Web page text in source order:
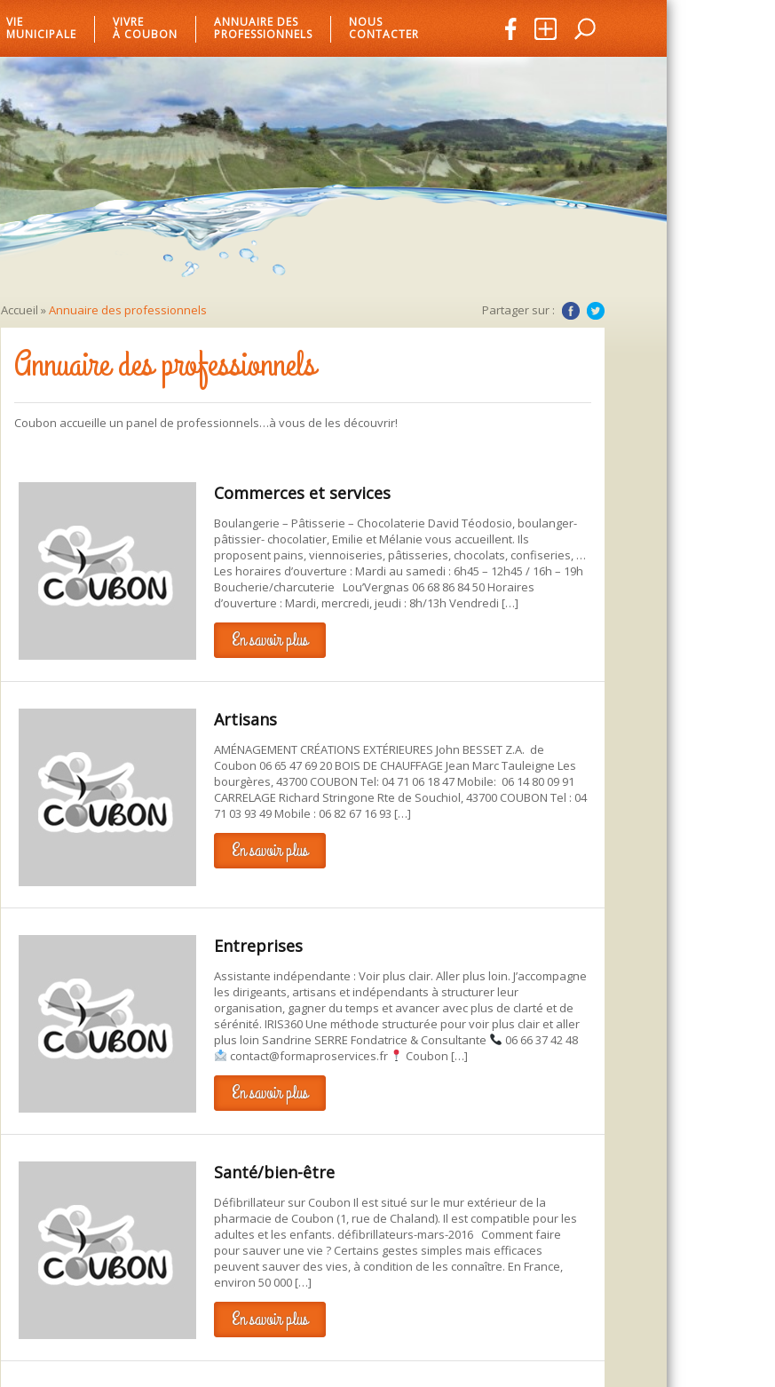
VIE
MUNICIPALE
VIVRE
À COUBON
ANNUAIRE DES
PROFESSIONNELS
NOUS
CONTACTER
Accueil »Annuaire des professionnels Partager sur :
Annuaire des professionnels
Coubon accueille un panel de professionnels…à vous de les découvrir!
Commerces et services
Boulangerie – Pâtisserie – Chocolaterie David Téodosio, boulanger-
pâtissier- chocolatier, Emilie et Mélanie vous accueillent. Ils
proposent pains, viennoiseries, pâtisseries, chocolats, confiseries, …
Les horaires d’ouverture : Mardi au samedi : 6h45 – 12h45 / 16h – 19h
Boucherie/charcuterie Lou’Vergnas 06 68 86 84 50 Horaires
d’ouverture : Mardi, mercredi, jeudi : 8h/13h Vendredi […]
En savoir plus
Artisans
AMÉNAGEMENT CRÉATIONS EXTÉRIEURES John BESSET Z.A. de
Coubon 06 65 47 69 20 BOIS DE CHAUFFAGE Jean Marc Tauleigne Les
bourgères, 43700 COUBON Tel: 04 71 06 18 47 Mobile: 06 14 80 09 91
CARRELAGE Richard Stringone Rte de Souchiol, 43700 COUBON Tel : 04
71 03 93 49 Mobile : 06 82 67 16 93 […]
En savoir plus
Entreprises
Assistante indépendante : Voir plus clair. Aller plus loin. J’accompagne
les dirigeants, artisans et indépendants à structurer leur
organisation, gagner du temps et avancer avec plus de clarté et de
sérénité. IRIS360 Une méthode structurée pour voir plus clair et aller
plus loin Sandrine SERRE Fondatrice & Consultante
06 66 37 42 48
contact@formaproservices.fr
Coubon […]
En savoir plus
Santé/bien-être
Défibrillateur sur Coubon Il est situé sur le mur extérieur de la
pharmacie de Coubon (1, rue de Chaland). Il est compatible pour les
adultes et les enfants. défibrillateurs-mars-2016 Comment faire
pour sauver une vie ? Certains gestes simples mais efficaces
peuvent sauver des vies, à condition de les connaître. En France,
environ 50 000 […]
En savoir plus